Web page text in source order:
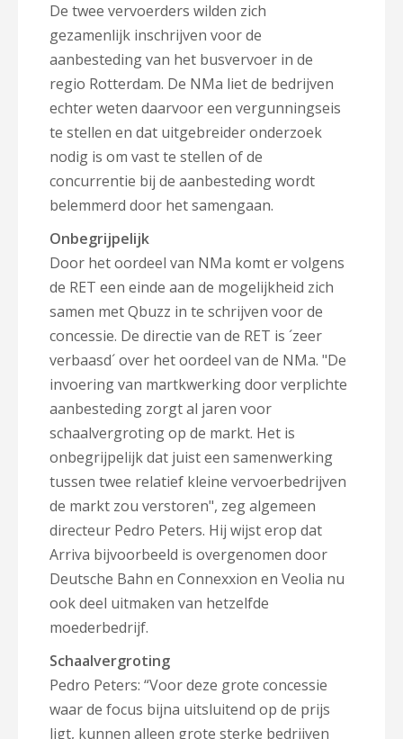
De twee vervoerders wilden zich
gezamenlijk inschrijven voor de
aanbesteding van het busvervoer in de
regio Rotterdam. De NMa liet de bedrijven
echter weten daarvoor een vergunningseis
te stellen en dat uitgebreider onderzoek
nodig is om vast te stellen of de
concurrentie bij de aanbesteding wordt
belemmerd door het samengaan.
Onbegrijpelijk
Door het oordeel van NMa komt er volgens
de RET een einde aan de mogelijkheid zich
samen met Qbuzz in te schrijven voor de
concessie. De directie van de RET is ´zeer
verbaasd´ over het oordeel van de NMa. "De
invoering van martkwerking door verplichte
aanbesteding zorgt al jaren voor
schaalvergroting op de markt. Het is
onbegrijpelijk dat juist een samenwerking
tussen twee relatief kleine vervoerbedrijven
de markt zou verstoren", zeg algemeen
directeur Pedro Peters. Hij wijst erop dat
Arriva bijvoorbeeld is overgenomen door
Deutsche Bahn en Connexxion en Veolia nu
ook deel uitmaken van hetzelfde
moederbedrijf.
Schaalvergroting
Pedro Peters: “Voor deze grote concessie
waar de focus bijna uitsluitend op de prijs
ligt, kunnen alleen grote sterke bedrijven